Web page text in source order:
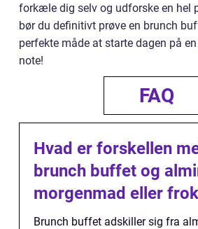
forkæle dig selv og udforske en hel
bør du definitivt prøve en brunch
perfekte måde at starte dagen på
note!
FAQ
Hvad er forskellen
brunch buffet og
morgenmad eller
Brunch buffet adskiller sig fra